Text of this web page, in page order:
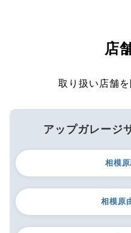
店
取り扱い店舗を
アップガレージ
相模
相模原